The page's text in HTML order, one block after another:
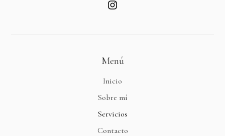
Menú
Inicio
Sobre mí
Servicios
Contacto